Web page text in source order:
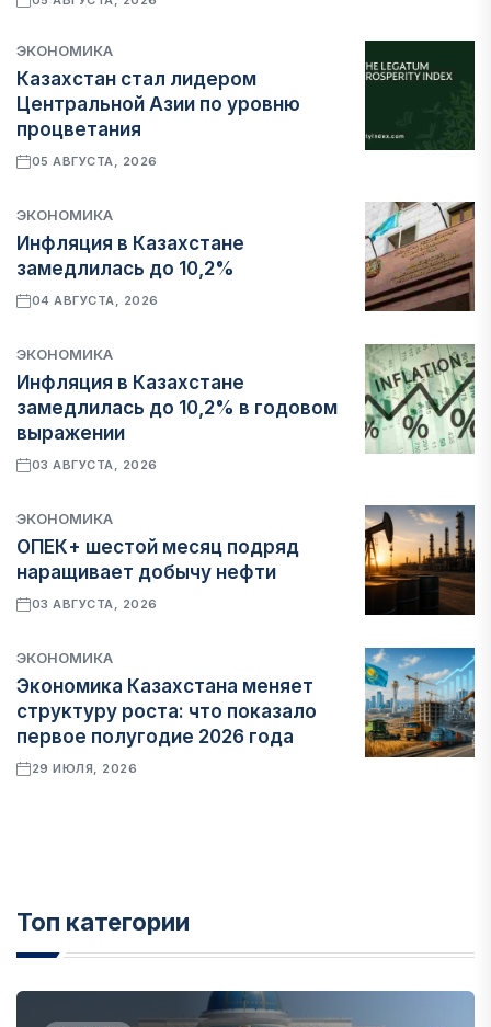
ЭКОНОМИКА
Казахстан стал лидером
Центральной Азии по уровню
процветания
05 АВГУСТА, 2026
ЭКОНОМИКА
Инфляция в Казахстане
замедлилась до 10,2%
04 АВГУСТА, 2026
ЭКОНОМИКА
Инфляция в Казахстане
замедлилась до 10,2% в годовом
выражении
03 АВГУСТА, 2026
ЭКОНОМИКА
ОПЕК+ шестой месяц подряд
наращивает добычу нефти
03 АВГУСТА, 2026
ЭКОНОМИКА
Экономика Казахстана меняет
структуру роста: что показало
первое полугодие 2026 года
29 ИЮЛЯ, 2026
Топ категории